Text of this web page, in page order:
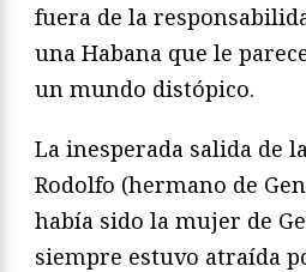
fuera de la
una Habana que le
un mundo distópico.
La inesperada salida de
Rodolfo (hermano de
había sido la mujer de
siempre estuvo atraída